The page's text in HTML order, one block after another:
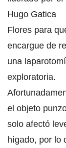
Hugo Gatica
Flores para
encargue de
una
exploratoria.
el objeto
solo afectó
hígado, por lo